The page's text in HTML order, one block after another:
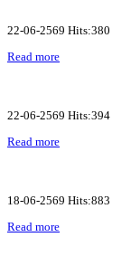
22-06-2569 Hits:380
Read more
22-06-2569 Hits:394
Read more
18-06-2569 Hits:883
Read more